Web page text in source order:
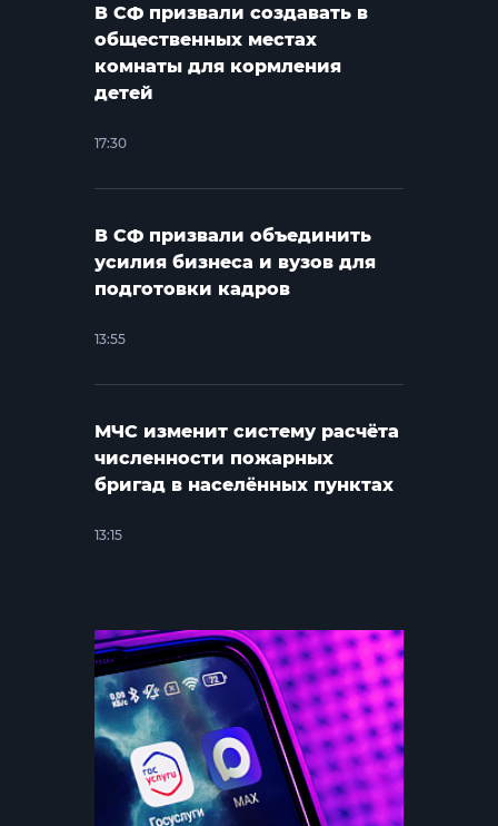
В СФ призвали создавать в
общественных местах
комнаты для кормления
детей
17:30
В СФ призвали объединить
усилия бизнеса и вузов для
подготовки кадров
13:55
МЧС изменит систему расчёта
численности пожарных
бригад в населённых пунктах
13:15